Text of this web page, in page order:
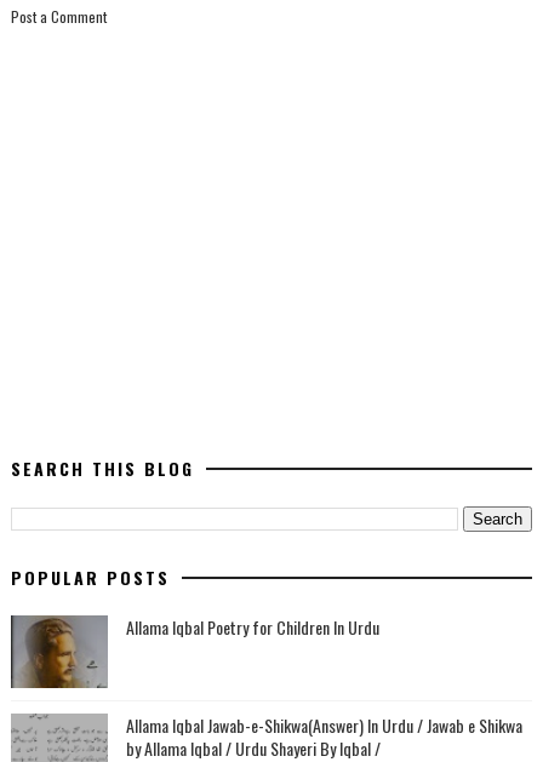
Post a Comment
SEARCH THIS BLOG
POPULAR POSTS
Allama Iqbal Poetry for Children In Urdu
Allama Iqbal Jawab-e-Shikwa(Answer) In Urdu / Jawab e Shikwa
by Allama Iqbal / Urdu Shayeri By Iqbal /